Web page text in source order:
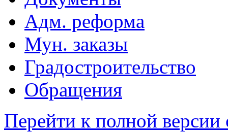
Адм. реформа
Мун. заказы
Градостроительство
Обращения
Перейти к полной версии